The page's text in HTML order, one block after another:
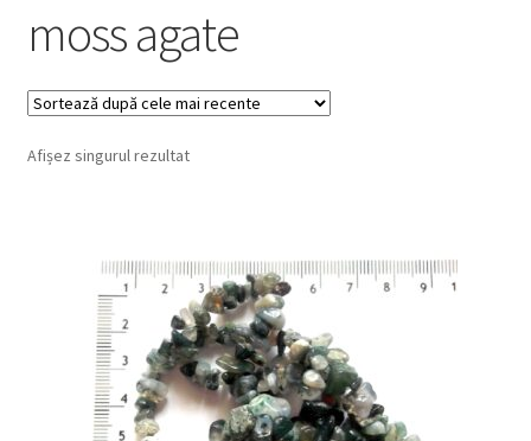
moss agate
Afișez singurul rezultat